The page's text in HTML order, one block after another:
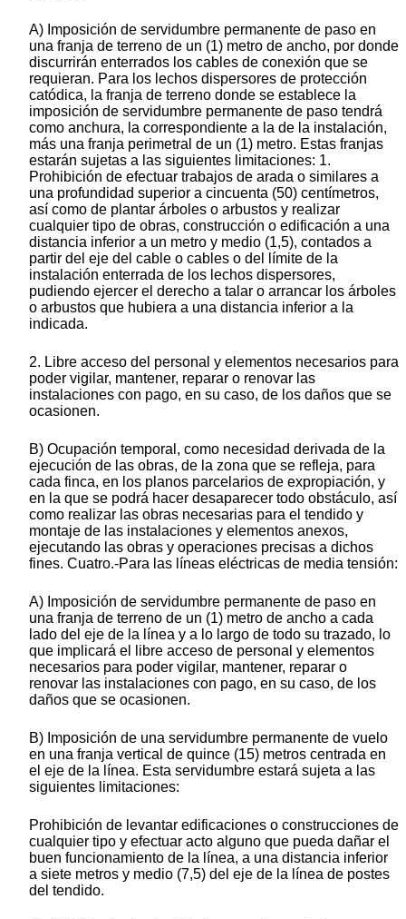
A) Imposición de servidumbre permanente de paso en
una franja de terreno de un (1) metro de ancho, por donde
discurrirán enterrados los cables de conexión que se
requieran. Para los lechos dispersores de protección
catódica, la franja de terreno donde se establece la
imposición de servidumbre permanente de paso tendrá
como anchura, la correspondiente a la de la instalación,
más una franja perimetral de un (1) metro. Estas franjas
estarán sujetas a las siguientes limitaciones: 1.
Prohibición de efectuar trabajos de arada o similares a
una profundidad superior a cincuenta (50) centímetros,
así como de plantar árboles o arbustos y realizar
cualquier tipo de obras, construcción o edificación a una
distancia inferior a un metro y medio (1,5), contados a
partir del eje del cable o cables o del límite de la
instalación enterrada de los lechos dispersores,
pudiendo ejercer el derecho a talar o arrancar los árboles
o arbustos que hubiera a una distancia inferior a la
indicada.
2. Libre acceso del personal y elementos necesarios para
poder vigilar, mantener, reparar o renovar las
instalaciones con pago, en su caso, de los daños que se
ocasionen.
B) Ocupación temporal, como necesidad derivada de la
ejecución de las obras, de la zona que se refleja, para
cada finca, en los planos parcelarios de expropiación, y
en la que se podrá hacer desaparecer todo obstáculo, así
como realizar las obras necesarias para el tendido y
montaje de las instalaciones y elementos anexos,
ejecutando las obras y operaciones precisas a dichos
fines. Cuatro.-Para las líneas eléctricas de media tensión:
A) Imposición de servidumbre permanente de paso en
una franja de terreno de un (1) metro de ancho a cada
lado del eje de la línea y a lo largo de todo su trazado, lo
que implicará el libre acceso de personal y elementos
necesarios para poder vigilar, mantener, reparar o
renovar las instalaciones con pago, en su caso, de los
daños que se ocasionen.
B) Imposición de una servidumbre permanente de vuelo
en una franja vertical de quince (15) metros centrada en
el eje de la línea. Esta servidumbre estará sujeta a las
siguientes limitaciones:
Prohibición de levantar edificaciones o construcciones de
cualquier tipo y efectuar acto alguno que pueda dañar el
buen funcionamiento de la línea, a una distancia inferior
a siete metros y medio (7,5) del eje de la línea de postes
del tendido.